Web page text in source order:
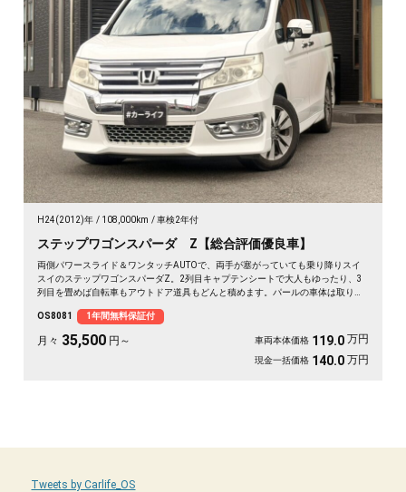
H24(2012)年 108,000km 車検2年付
ステップワゴンスパーダ Z【総合評価優良車】
両側パワースライド＆ワンタッチAUTOで、両手が塞がっていても乗り降りスイ
スイのステップワゴンスパーダZ。2列目キャプテンシートで大人もゆったり、3
列目を畳めば自転車もアウトドア道具もどんと積めます。パールの車体は取り回
しっかり残せて安心。天井のフリップダウンモニターで長距離も退屈知らず。毎
日の相棒にぴったりの一台です🚗✨💺🙌😊《1年保証付》
OS8081 1年間無料保証付
月々 35,500 円～ 車両本体価格 119.0 万円
現金一括価格 140.0 万円
Tweets by Carlife_OS